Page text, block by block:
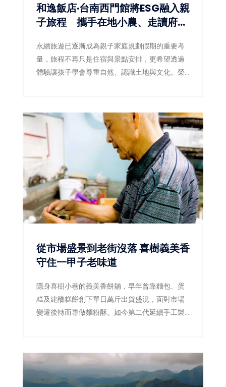
和逸飯店·台南西門館將ESG融入親
子旅程 攜手在地小農、走讀府城
永續旅遊已逐漸成為親子家庭規劃假期的重要考
量，旅程不再只是住宿與景點安排，更希望透過
體驗讓孩子學會尊重自然、認識土地與文化。榮
房瓶裝水、增設飲水設備、不主動提供一次性備
品等環保措施，今年更將永續概念延伸至旅遊內
容，推出結合食農教育的「酪跑農遊趣」住房專
案，以及深度認識府城文化的「府城文化走
讀」，讓親子在旅行中親近自然、探索歷史，也
讓永續不只是口號，而是真正融入每一段家庭旅
程。
從市場盛景到老街沒落 喜樹義美香
守住一甲子老味道
隱身喜樹小巷的義美香餅舖，早年曾靠麵包、蛋
糕及建醮糕餅創下單日萬斤出貨盛況，面對市場
變遷後轉而專做麵粉酥。如今第二代延續手工製